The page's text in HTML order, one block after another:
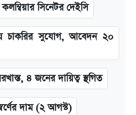
সিনেটর দেইসি
চাকরির সুযোগ, আবেদন ২০
৪ জনের দায়িত্ব স্থগিত
দাম (২ আগস্ট)